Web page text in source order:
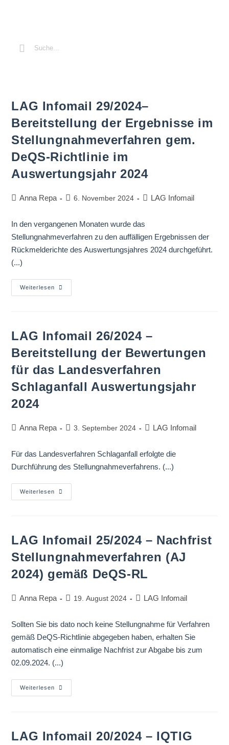
LAG Infomail 29/2024–
Bereitstellung der Ergebnisse im
Stellungnahmeverfahren gem.
DeQS-Richtlinie im
Auswertungsjahr 2024
Anna Repa 6. November 2024 LAG Infomail
In den vergangenen Monaten wurde das
Stellungnahmeverfahren zu den auffälligen Ergebnissen der
Rückmelderichte des Auswertungsjahres 2024 durchgeführt.
(...)
Weiterlesen
LAG Infomail 26/2024 –
Bereitstellung der Bewertungen
für das Landesverfahren
Schlaganfall Auswertungsjahr
2024
Anna Repa 3. September 2024 LAG Infomail
Für das Landesverfahren Schlaganfall erfolgte die
Durchführung des Stellungnahmeverfahrens. (...)
Weiterlesen
LAG Infomail 25/2024 – Nachfrist
Stellungnahmeverfahren (AJ
2024) gemäß DeQS-RL
Anna Repa 19. August 2024 LAG Infomail
Sollten Sie bis dato noch keine Stellungnahme für Verfahren
gemäß DeQS-Richtlinie abgegeben haben, erhalten Sie
automatisch eine einmalige Nachfrist zur Abgabe bis zum
02.09.2024. (...)
Weiterlesen
LAG Infomail 20/2024 – IQTIG